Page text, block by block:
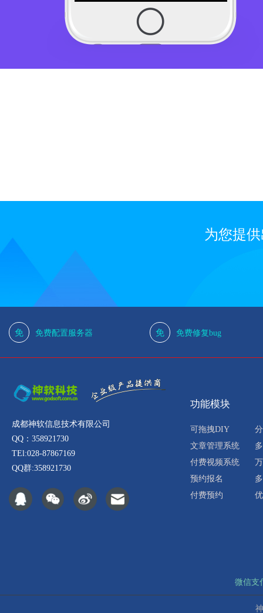
为您提
免 免费配置服务器 免 免费修复bug
成都神软信息技术有限公司
QQ：358921730
TEl:028-87867169
QQ群:358921730
功能模块
可拖拽DIY
文章管理系统
付费视频系统
预约报名
付费预约
微信支